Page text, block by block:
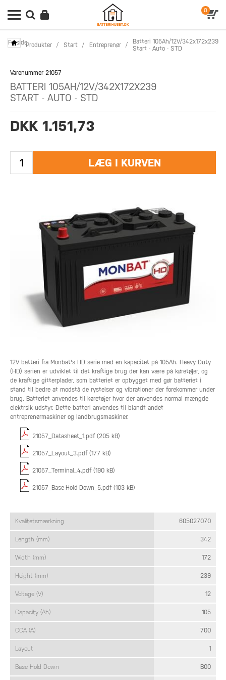
0
ForsideProdukter / Start / Entreprenør /
Batteri 105Ah/12V/342x172x239
Start - Auto - STD
Varenummer 21057
BATTERI 105AH/12V/342X172X239
START - AUTO - STD
DKK 1.151,73
12V batteri fra Monbat's HD serie med en kapacitet på 105Ah. Heavy Duty
(HD) serien er udviklet til det kraftige brug der kan være på køretøjer, og
de kraftige gitterplader, som batteriet er opbygget med gør batteriet i
stand til bedre at modstå de rystelser og vibrationer der forekommer under
brug. Batteriet anvendes til køretøjer hvor der anvendes normal mængde
elektrsik udstyr. Dette batteri anvendes til blandt andet
entreprenørmaskiner og landbrugsmaskiner.
21057_Datasheet_1.pdf (205 kB)
21057_Layout_3.pdf (177 kB)
21057_Terminal_4.pdf (190 kB)
21057_Base-Hold-Down_5.pdf (103 kB)
Kvalitetsmærkning 605027070
Length (mm) 342
Width (mm) 172
Height (mm) 239
Voltage (V) 12
Capacity (Ah) 105
CCA (A) 700
Layout 1
Base Hold Down B00